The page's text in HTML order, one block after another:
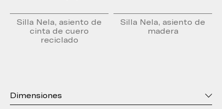
Silla Nela, asiento de
cinta de cuero
reciclado
Silla Nela, asiento de
madera
Dimensiones